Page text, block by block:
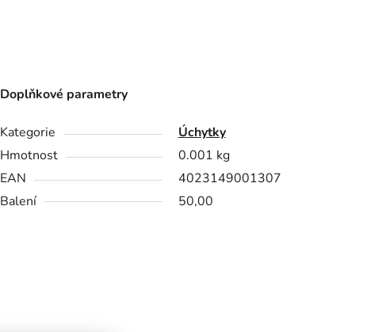
Doplňkové parametry
Kategorie
Úchytky
Hmotnost
0.001 kg
EAN
4023149001307
Balení
50,00